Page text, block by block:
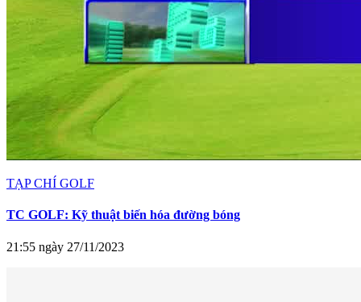
TẠP CHÍ GOLF
TC GOLF: Kỹ thuật biến hóa đường bóng
21:55 ngày 27/11/2023